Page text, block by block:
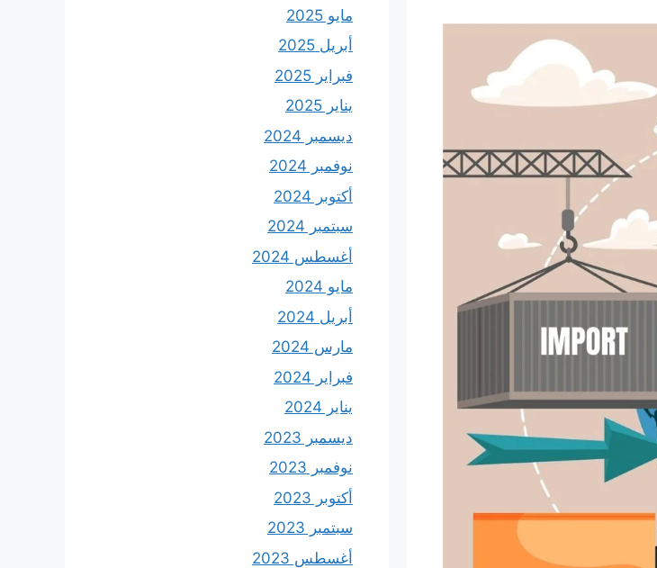
مايو 2025
أبريل 2025
فبراير 2025
يناير 2025
ديسمبر 2024
نوفمبر 2024
أكتوبر 2024
سبتمبر 2024
أغسطس 2024
مايو 2024
أبريل 2024
مارس 2024
فبراير 2024
يناير 2024
ديسمبر 2023
نوفمبر 2023
أكتوبر 2023
سبتمبر 2023
أغسطس 2023